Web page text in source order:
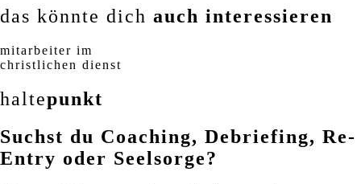
das könnte dich auch interessieren
mitarbeiter im
christlichen dienst
haltepunkt
Suchst du Coaching, Debriefing, Re-
Entry oder Seelsorge?